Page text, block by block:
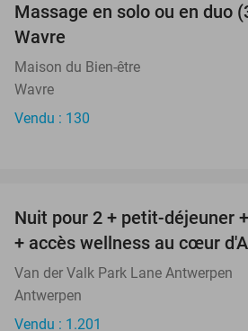
Massage en solo ou en duo
Wavre
Maison du Bien-être
Wavre
Vendu : 130
Nuit pour 2 + petit-déjeuner
+ accès wellness au cœur
Van der Valk Park Lane Antwerpen
Antwerpen
Vendu : 1.201